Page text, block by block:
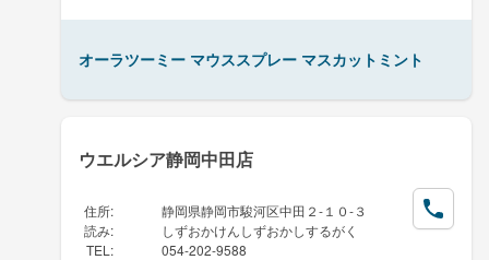
オーラツーミー マウススプレー マスカットミント
ウエルシア静岡中田店
住所:
静岡県静岡市駿河区中田２-１０-３
読み:
しずおかけんしずおかしするがく
TEL : 054-202-9588